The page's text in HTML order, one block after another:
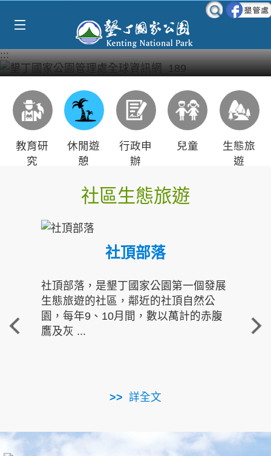
:::
教育研
究
休閒遊
憩
行政申
辦
兒童
生態旅
遊
社區生態旅遊
社頂部落
社頂部落，是墾丁國家公園第一個發展
生態旅遊的社區，鄰近的社頂自然公
園，每年9、10月間，數以萬計的赤腹
鷹及灰 ...
詳全文
重
走進